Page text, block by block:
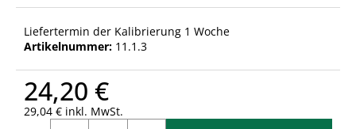
Liefertermin der Kalibrierung 1 Woche
Artikelnummer: 11.1.3
24,20 €
29,04 € inkl. MwSt.
p
e
l
e
n